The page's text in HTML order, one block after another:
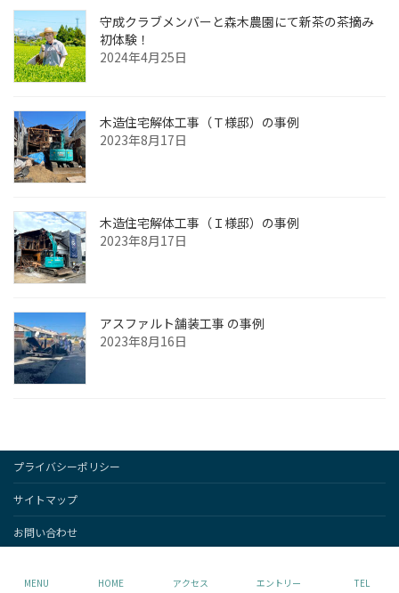
守成クラブメンバーと森木農園にて新茶の茶摘み
初体験！
2024年4月25日
木造住宅解体工事（Ｔ様邸）の事例
2023年8月17日
木造住宅解体工事（Ｉ様邸）の事例
2023年8月17日
アスファルト舗装工事 の事例
2023年8月16日
プライバシーポリシー
サイトマップ
お問い合わせ
MENU HOME アクセス エントリー TEL